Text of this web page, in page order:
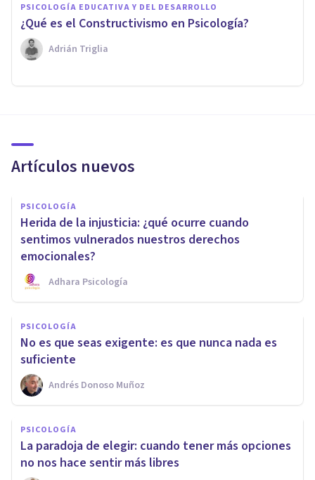
PSICOLOGÍA EDUCATIVA Y DEL DESARROLLO
¿Qué es el Constructivismo en Psicología?
Adrián Triglia
Artículos nuevos
PSICOLOGÍA
Herida de la injusticia: ¿qué ocurre cuando
sentimos vulnerados nuestros derechos
emocionales?
Adhara Psicología
PSICOLOGÍA
No es que seas exigente: es que nunca nada es
suficiente
Andrés Donoso Muñoz
PSICOLOGÍA
La paradoja de elegir: cuando tener más opciones
no nos hace sentir más libres